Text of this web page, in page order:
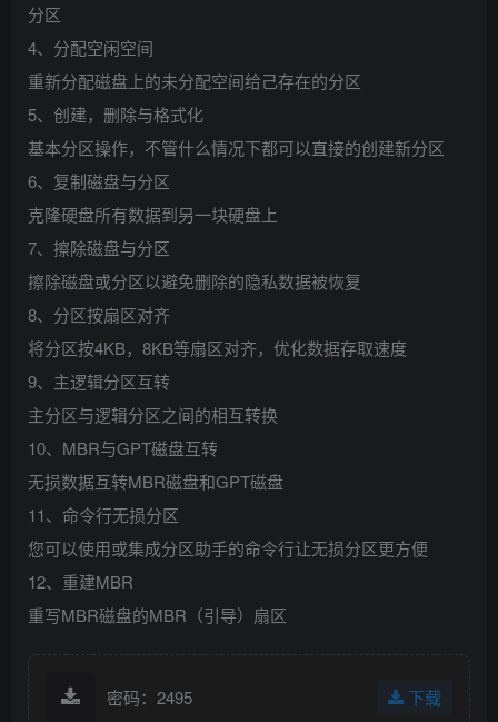
分区
4、分配空闲空间
重新分配磁盘上的未分配空间给己存在的分区
5、创建，删除与格式化
基本分区操作，不管什么情况下都可以直接的创建新分区
6、复制磁盘与分区
克隆硬盘所有数据到另一块硬盘上
7、擦除磁盘与分区
擦除磁盘或分区以避免删除的隐私数据被恢复
8、分区按扇区对齐
将分区按4KB，8KB等扇区对齐，优化数据存取速度
9、主逻辑分区互转
主分区与逻辑分区之间的相互转换
10、MBR与GPT磁盘互转
无损数据互转MBR磁盘和GPT磁盘
11、命令行无损分区
您可以使用或集成分区助手的命令行让无损分区更方便
12、重建MBR
重写MBR磁盘的MBR（引导）扇区
密码：2495 下载